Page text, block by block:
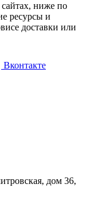
ниже по
ресурсы и
доставки или
Вконтакте
дом 36,